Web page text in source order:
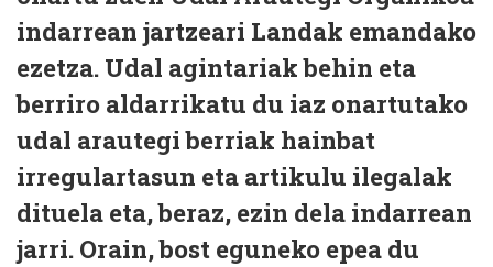
indarrean jartzeari Landak emandako
ezetza. Udal agintariak behin eta
berriro aldarrikatu du iaz onartutako
udal arautegi berriak hainbat
irregulartasun eta artikulu ilegalak
dituela eta, beraz, ezin dela indarrean
jarri. Orain, bost eguneko epea du